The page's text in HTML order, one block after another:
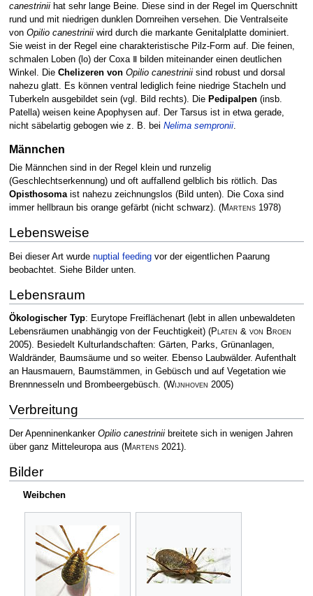
canestriniihat sehr lange Beine. Diese sind in der Regel im Querschnitt
rund und mit niedrigen dunklen Dornreihen versehen. Die Ventralseite
von Opilio canestriniiwird durch die markante Genitalplatte dominiert.
Sie weist in der Regel eine charakteristische Pilz-Form auf. Die feinen,
schmalen Loben (lo) der Coxa Ⅱ bilden miteinander einen deutlichen
Winkel. Die Chelizeren von Opilio canestriniisind robust und dorsal
nahezu glatt. Es können ventral lediglich feine niedrige Stacheln und
Tuberkeln ausgebildet sein (vgl. Bild rechts). Die Pedipalpen(insb.
Patella) weisen keine Apophysen auf. Der Tarsus ist in etwa gerade,
nicht säbelartig gebogen wie z. B. bei Nelima sempronii.
Männchen
Die Männchen sind in der Regel klein und runzelig
(Geschlechtserkennung) und oft auffallend gelblich bis rötlich. Das
Opisthosomaist nahezu zeichnungslos (Bild unten). Die Coxa sind
immer hellbraun bis orange gefärbt (nicht schwarz). (Martens1978)
Lebensweise
Bei dieser Art wurde nuptial feedingvor der eigentlichen Paarung
beobachtet. Siehe Bilder unten.
Lebensraum
Ökologischer Typ: Eurytope Freiflächenart (lebt in allen unbewaldeten
Lebensräumen unabhängig von der Feuchtigkeit) (Platen & von Broen
2005). Besiedelt Kulturlandschaften: Gärten, Parks, Grünanlagen,
Waldränder, Baumsäume und so weiter. Ebenso Laubwälder. Aufenthalt
an Hausmauern, Baumstämmen, in Gebüsch und auf Vegetation wie
Brennnesseln und Brombeergebüsch. (Wijnhoven 2005)
Verbreitung
Der Apenninenkanker Opilio canestriniibreitete sich in wenigen Jahren
über ganz Mitteleuropa aus (Martens2021).
Bilder
Weibchen